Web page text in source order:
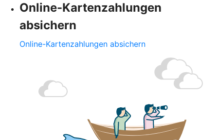
Online-Kartenzahlungen
absichern
Online-Kartenzahlungen absichern